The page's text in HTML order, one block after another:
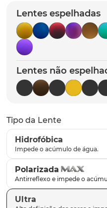
Lentes espelhadas
Lentes não
Tipo da Lente
Hidrofóbica
Polarizada
Ultra
5º chaves
6º t-shock
7º latch
8º gasket
9º parafusos